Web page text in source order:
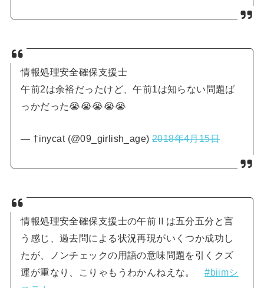
情報処理安全確保支援士
午前2は余裕だったけど、午前1は知らない問題ば
っかだった😭😭😭😭😭
— †inycat (@09_girlish_age) 2018年4月15日
情報処理安全確保支援士の午前Ⅱは五分五分と言
う感じ、過去問による状況再現がいくつか成功し
たが、ノンチェックの用語の意味問題を引くクズ
運が重なり、こりゃもうわかんねえな。#biimシ